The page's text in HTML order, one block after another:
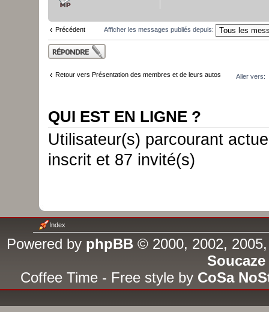
Précédent Afficher les messages publiés depuis:
Publier une
réponse
Retour vers Présentation des membres et de leurs autos Aller vers:
QUI EST EN LIGNE ?
Utilisateur(s) parcourant
inscrit et 87 invité(s)
Index
Powered by phpBB© 2000, 2002,
Soucaze
Coffee Time - Free style by CoSa